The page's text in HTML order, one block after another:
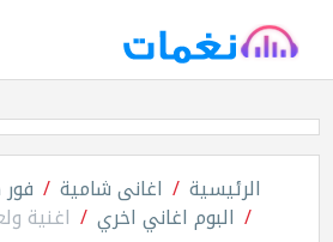
الرئيسية اغانى شامية
البوم اغاني اخري اغنية